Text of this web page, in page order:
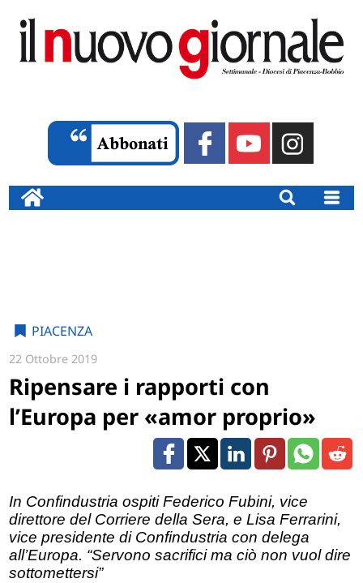
PIACENZA
22 Ottobre 2019
Ripensare i rapporti con
l’Europa per «amor proprio»
In Confindustria ospiti Federico Fubini, vice
direttore del Corriere della Sera, e Lisa Ferrarini,
vice presidente di Confindustria con delega
all’Europa. “Servono sacrifici ma ciò non vuol dire
sottomettersi”